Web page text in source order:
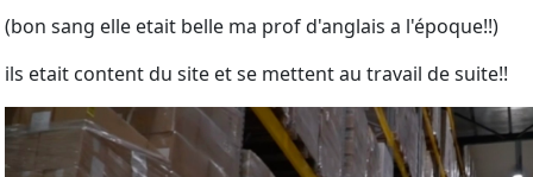
(bon sang elle etait belle ma prof d'anglais a l'époque!!)
ils etait content du site et se mettent au travail de suite!!